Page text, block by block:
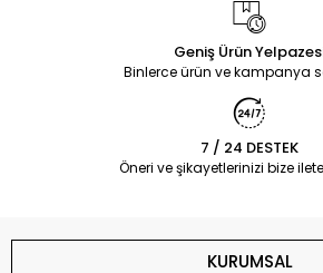
Geniş Ürün
Binlerce ürün ve kampanya
7 / 24 DESTEK
Öneri ve şikayetlerinizi bize
KURUMSAL